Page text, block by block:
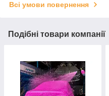
Всі умови повернення
Подібні товари компанії